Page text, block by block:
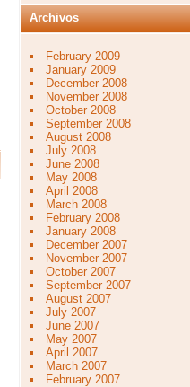
Archivos
February 2009
January 2009
December 2008
November 2008
October 2008
September 2008
August 2008
July 2008
June 2008
May 2008
April 2008
March 2008
February 2008
January 2008
December 2007
November 2007
October 2007
September 2007
August 2007
July 2007
June 2007
May 2007
April 2007
March 2007
February 2007